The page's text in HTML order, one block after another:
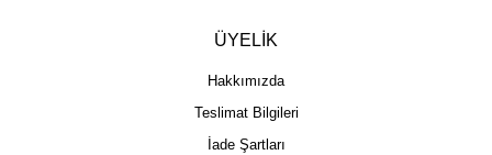
ÜYELİK
Hakkımızda
Teslimat Bilgileri
İade Şartları